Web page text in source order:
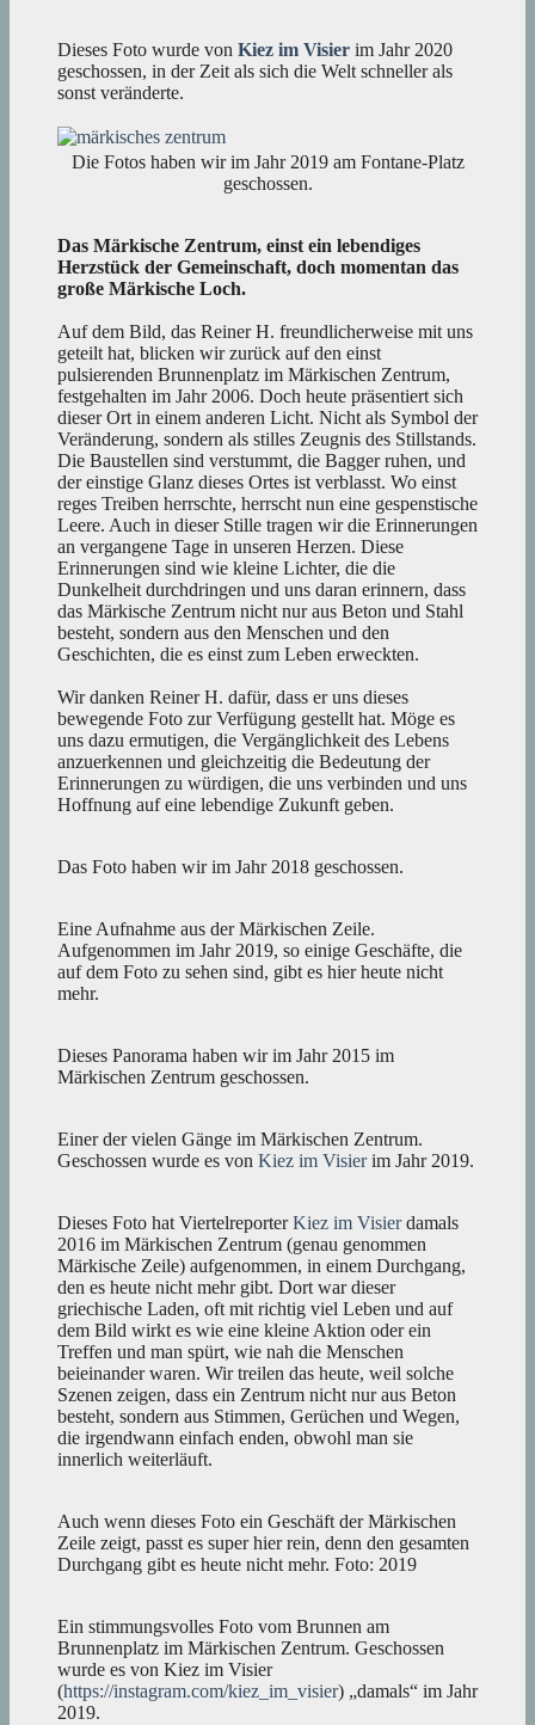
Dieses Foto wurde von Kiez im Visier im Jahr 2020
geschossen, in der Zeit als sich die Welt schneller als
sonst veränderte.
Die Fotos haben wir im Jahr 2019 am Fontane-Platz
geschossen.
Das Märkische Zentrum, einst ein lebendiges
Herzstück der Gemeinschaft, doch momentan das
große Märkische Loch.
Auf dem Bild, das Reiner H. freundlicherweise mit uns
geteilt hat, blicken wir zurück auf den einst
pulsierenden Brunnenplatz im Märkischen Zentrum,
festgehalten im Jahr 2006. Doch heute präsentiert sich
dieser Ort in einem anderen Licht. Nicht als Symbol der
Veränderung, sondern als stilles Zeugnis des Stillstands.
Die Baustellen sind verstummt, die Bagger ruhen, und
der einstige Glanz dieses Ortes ist verblasst. Wo einst
reges Treiben herrschte, herrscht nun eine gespenstische
Leere. Auch in dieser Stille tragen wir die Erinnerungen
an vergangene Tage in unseren Herzen. Diese
Erinnerungen sind wie kleine Lichter, die die
Dunkelheit durchdringen und uns daran erinnern, dass
das Märkische Zentrum nicht nur aus Beton und Stahl
besteht, sondern aus den Menschen und den
Geschichten, die es einst zum Leben erweckten.
Wir danken Reiner H. dafür, dass er uns dieses
bewegende Foto zur Verfügung gestellt hat. Möge es
uns dazu ermutigen, die Vergänglichkeit des Lebens
anzuerkennen und gleichzeitig die Bedeutung der
Erinnerungen zu würdigen, die uns verbinden und uns
Hoffnung auf eine lebendige Zukunft geben.
Das Foto haben wir im Jahr 2018 geschossen.
Eine Aufnahme aus der Märkischen Zeile.
Aufgenommen im Jahr 2019, so einige Geschäfte, die
auf dem Foto zu sehen sind, gibt es hier heute nicht
mehr.
Dieses Panorama haben wir im Jahr 2015 im
Märkischen Zentrum geschossen.
Einer der vielen Gänge im Märkischen Zentrum.
Geschossen wurde es von Kiez im Visierim Jahr 2019.
Dieses Foto hat ViertelreporterKiez im Visierdamals
2016 im Märkischen Zentrum (genau genommen
Märkische Zeile) aufgenommen, in einem Durchgang,
den es heute nicht mehr gibt. Dort war dieser
griechische Laden, oft mit richtig viel Leben und auf
dem Bild wirkt es wie eine kleine Aktion oder ein
Treffen und man spürt, wie nah die Menschen
beieinander waren. Wir treilen das heute, weil solche
Szenen zeigen, dass ein Zentrum nicht nur aus Beton
besteht, sondern aus Stimmen, Gerüchen und Wegen,
die irgendwann einfach enden, obwohl man sie
innerlich weiterläuft.
Auch wenn dieses Foto ein Geschäft der Märkischen
Zeile zeigt, passt es super hier rein, denn den gesamten
Durchgang gibt es heute nicht mehr. Foto: 2019
Ein stimmungsvolles Foto vom Brunnen am
Brunnenplatz im Märkischen Zentrum. Geschossen
wurde es von Kiez im Visier
(https://instagram.com/kiez_im_visier) „damals“ im Jahr
2019.